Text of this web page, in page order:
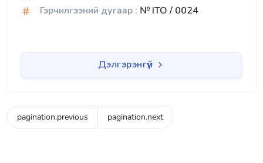
Гэрчилгээний дугаар : № ITO / 0024
Дэлгэрэнгүй
pagination.previous pagination.next